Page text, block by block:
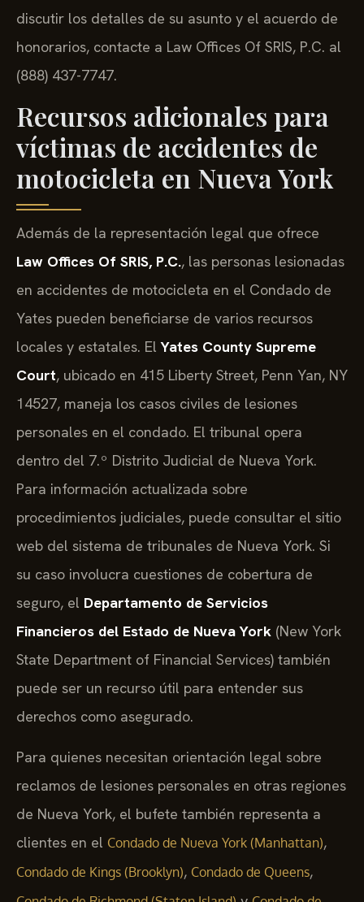
discutir los detalles de su asunto y el acuerdo de
honorarios, contacte a Law Offices Of SRIS, P.C. al
(888) 437-7747.
Recursos adicionales para
víctimas de accidentes de
motocicleta en Nueva York
Además de la representación legal que ofrece
Law Offices Of SRIS, P.C., las personas lesionadas
en accidentes de motocicleta en el Condado de
Yates pueden beneficiarse de varios recursos
locales y estatales. ElYates County Supreme
Court, ubicado en 415 Liberty Street, Penn Yan, NY
14527, maneja los casos civiles de lesiones
personales en el condado. El tribunal opera
dentro del 7.º Distrito Judicial de Nueva York.
Para información actualizada sobre
procedimientos judiciales, puede consultar el sitio
web del sistema de tribunales de Nueva York. Si
su caso involucra cuestiones de cobertura de
seguro, el Departamento de Servicios
Financieros del Estado de Nueva York (New York
State Department of Financial Services) también
puede ser un recurso útil para entender sus
derechos como asegurado.
Para quienes necesitan orientación legal sobre
reclamos de lesiones personales en otras regiones
de Nueva York, el bufete también representa a
clientes en el Condado de Nueva York (Manhattan),
Condado de Kings (Brooklyn), Condado de Queens,